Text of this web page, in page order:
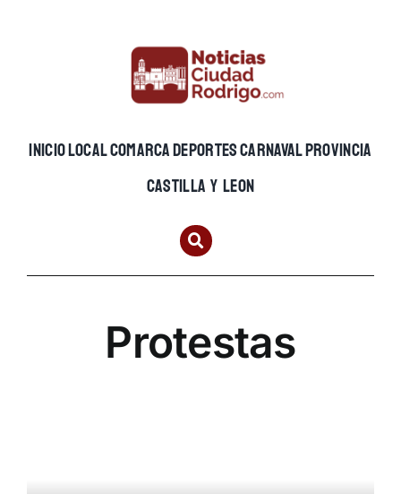
INICIOLOCALCOMARCADEPORTESCARNAVALPROVINCIA
CASTILLA Y LEON
Protestas